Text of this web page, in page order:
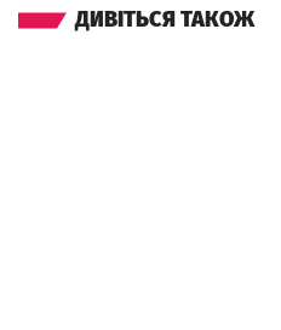
ДИВІТЬСЯ ТАКОЖ